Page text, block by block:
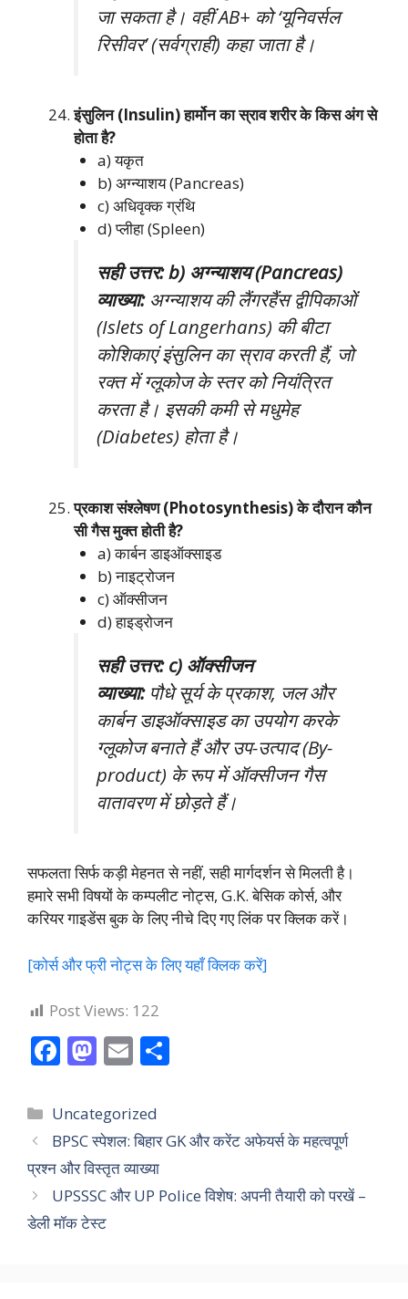
जा सकता है। वहीं AB+ को ‘यूनिवर्सल
रिसीवर’ (सर्वग्राही) कहा जाता है।
इंसुलिन (Insulin) हार्मोन का स्राव शरीर के किस अंग से
होता है?
a) यकृत
b) अग्न्याशय (Pancreas)
c) अधिवृक्क ग्रंथि
d) प्लीहा (Spleen)
सही उत्तर: b) अग्न्याशय (Pancreas)
व्याख्या:अग्न्याशय की लैंगरहैंस द्वीपिकाओं
(Islets of Langerhans) की बीटा
कोशिकाएं इंसुलिन का स्राव करती हैं, जो
रक्त में ग्लूकोज के स्तर को नियंत्रित
करता है। इसकी कमी से मधुमेह
(Diabetes) होता है।
प्रकाश संश्लेषण (Photosynthesis) के दौरान कौन
सी गैस मुक्त होती है?
a) कार्बन डाइऑक्साइड
b) नाइट्रोजन
c) ऑक्सीजन
d) हाइड्रोजन
सही उत्तर: c) ऑक्सीजन
व्याख्या:पौधे सूर्य के प्रकाश, जल और
कार्बन डाइऑक्साइड का उपयोग करके
ग्लूकोज बनाते हैं और उप-उत्पाद (By-
product) के रूप में ऑक्सीजन गैस
वातावरण में छोड़ते हैं।
सफलता सिर्फ कड़ी मेहनत से नहीं, सही मार्गदर्शन से मिलती है।
हमारे सभी विषयों के कम्पलीट नोट्स, G.K. बेसिक कोर्स, और
करियर गाइडेंस बुक के लिए नीचे दिए गए लिंक पर क्लिक करें।
[कोर्स और फ्री नोट्स के लिए यहाँ क्लिक करें]
Post Views: 122
F
e
b
o
o
k
M
to
d
o
n
E
ai
l e
Categories
Uncategorized
BPSC स्पेशल: बिहार GK और करेंट अफेयर्स के महत्वपूर्ण
प्रश्न और विस्तृत व्याख्या
UPSSSC और UP Police विशेष: अपनी तैयारी को परखें –
डेली मॉक टेस्ट